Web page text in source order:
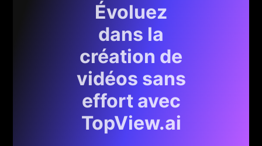
Évoluez
dans la
création de
vidéos sans
effort avec
TopView.ai